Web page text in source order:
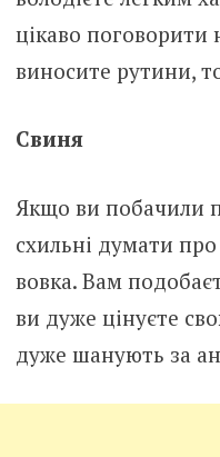
цікаво поговорити
виносите рутини,
Свиня
Якщо ви побачили
схильні думати
вовка. Вам
ви дуже цінуєте
дуже шанують за